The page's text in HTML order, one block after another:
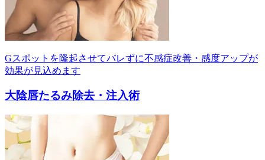
Gスポットを隆起させてバレずに不感症改善・感度アップが
効果が見込めます
大陰唇たるみ除去・注入術